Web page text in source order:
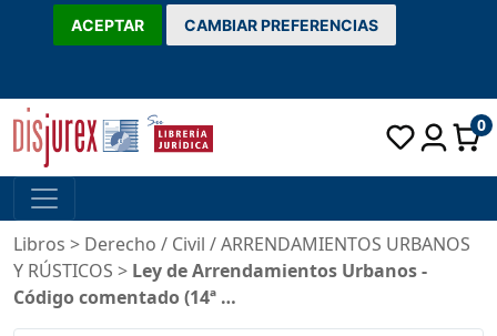
ACEPTAR CAMBIAR PREFERENCIAS
0
Libros > Derecho / Civil /ARRENDAMIENTOS URBANOS
Y RÚSTICOS > Ley de Arrendamientos Urbanos -
Código comentado (14ª …